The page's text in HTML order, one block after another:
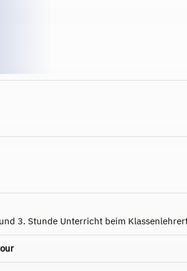
3. Stunde Unterricht beim